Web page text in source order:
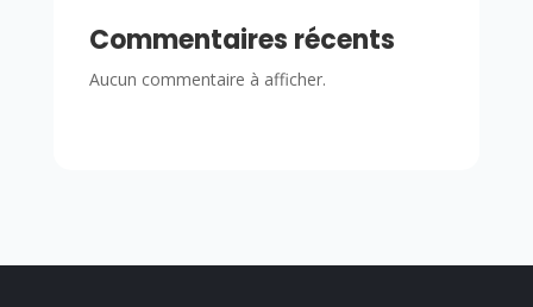
Commentaires récents
Aucun commentaire à afficher.